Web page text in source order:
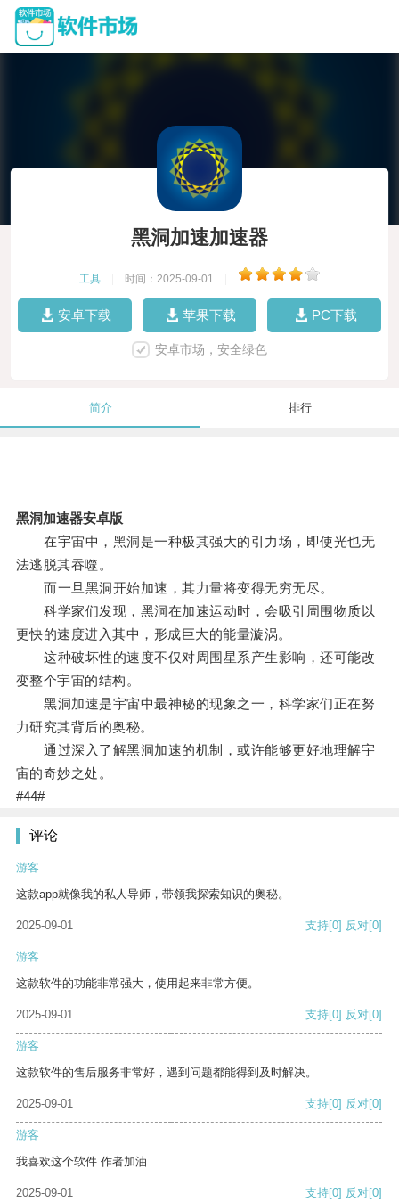
黑洞加速加速器
工具 时间：2025-09-01
安卓下载 苹果下载 PC下载
安卓市场，安全绿色
简介 排行
黑洞加速器安卓版
在宇宙中，黑洞是一种极其强大的引力场，即使光也无
法逃脱其吞噬。
而一旦黑洞开始加速，其力量将变得无穷无尽。
科学家们发现，黑洞在加速运动时，会吸引周围物质以
更快的速度进入其中，形成巨大的能量漩涡。
这种破坏性的速度不仅对周围星系产生影响，还可能改
变整个宇宙的结构。
黑洞加速是宇宙中最神秘的现象之一，科学家们正在努
力研究其背后的奥秘。
通过深入了解黑洞加速的机制，或许能够更好地理解宇
宙的奇妙之处。
#44#
评论
游客
这款app就像我的私人导师，带领我探索知识的奥秘。
2025-09-01 支持[0] 反对[0]
游客
这款软件的功能非常强大，使用起来非常方便。
2025-09-01 支持[0] 反对[0]
游客
这款软件的售后服务非常好，遇到问题都能得到及时解决。
2025-09-01 支持[0] 反对[0]
游客
我喜欢这个软件 作者加油
2025-09-01 支持[0] 反对[0]